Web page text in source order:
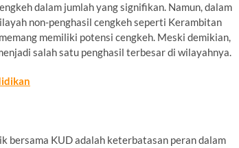
dalam jumlah yang signifikan. Namun, dalam
non-penghasil cengkeh seperti Kerambitan
memiliki potensi cengkeh. Meski demikian,
salah satu penghasil terbesar di wilayahnya.
bersama KUD adalah keterbatasan peran dalam